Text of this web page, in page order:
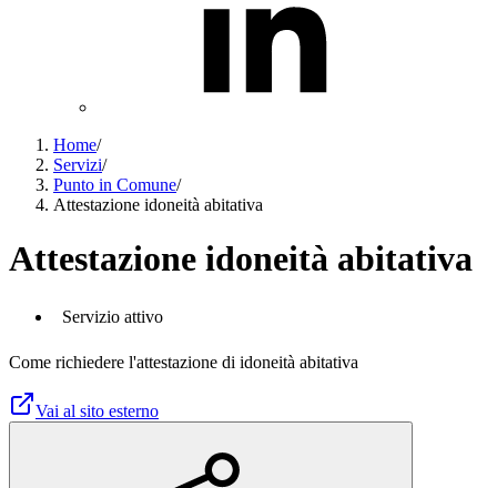
Home/
Servizi/
Punto in Comune/
Attestazione idoneità abitativa
Attestazione idoneità abitativa
Servizio attivo
Come richiedere l'attestazione di idoneità abitativa
Vai al sito esterno